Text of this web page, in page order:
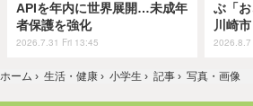
APIを年内に世界展開…未成年
者保護を強化
2026.7.31 Fri 13:45
ぶ「
川崎市
2026.8.7
ホーム › 生活・健康 › 小学生 › 記事 › 写真・画像